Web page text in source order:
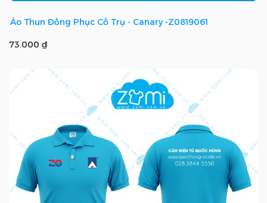
Áo Thun Đồng Phục Cổ Trụ - Canary -Z0819061
73.000 ₫